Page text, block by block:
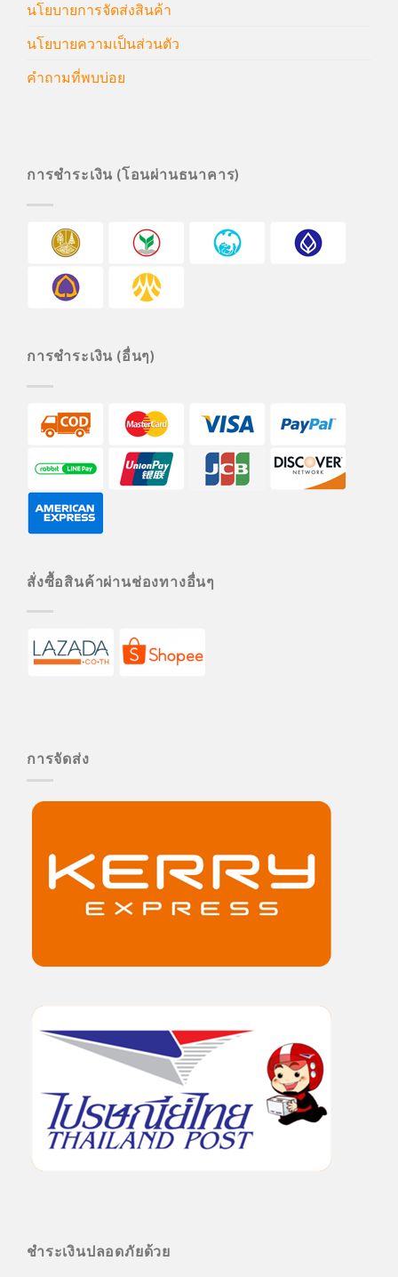
นโยบายการจัดส่งสินค้า
นโยบายความเป็นส่วนตัว
คำถามที่พบบ่อย
การชำระเงิน (โอนผ่านธนาคาร)
การชำระเงิน (อื่นๆ)
สั่งซื้อสินค้าผ่านช่องทางอื่นๆ
การจัดส่ง
ชำระเงินปลอดภัยด้วย